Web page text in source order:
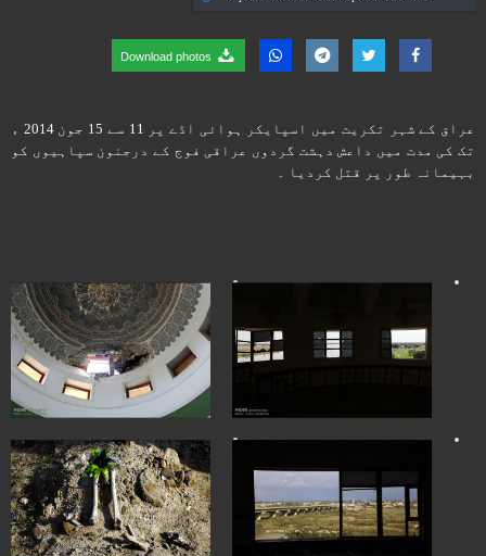
عراق کے شہر تکریت میں اسپایکر ہوائی اڈے پر 11 سے 15 جون 2014 ء
تک کی مدت میں داعش دہشت گردوں عراقی فوج کے درجنون سپاہیوں کو
بہیمانہ طور پر قتل کردیا ۔